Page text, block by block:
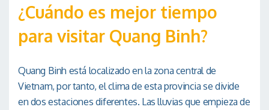
¿Cuándo es mejor tiempo
para visitar Quang Binh?
Quang Binh está localizado en la zona central de
Vietnam, por tanto, el clima de esta provincia se divide
en dos estaciones diferentes. Las lluvias que empieza de